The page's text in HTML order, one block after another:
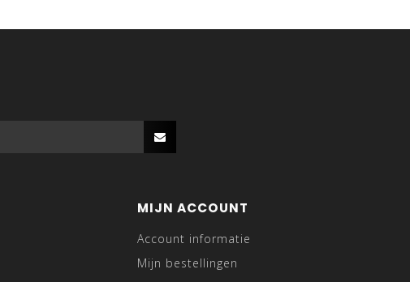
MIJN ACCOUNT
Account informatie
Mijn bestellingen